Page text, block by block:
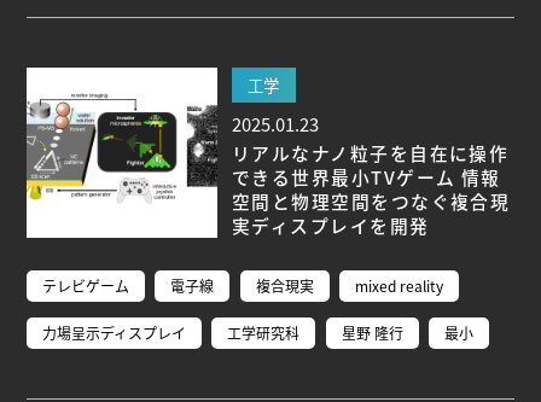
工学
2025.01.23
リアルなナノ粒子を自在に操作
できる世界最小TVゲーム 情報
空間と物理空間をつなぐ複合現
実ディスプレイを開発
テレビゲーム 電子線 複合現実 mixed reality
力場呈示ディスプレイ 工学研究科 星野 隆行 最小